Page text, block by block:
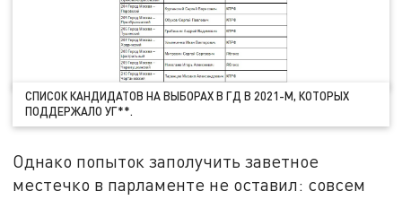
СПИСОК КАНДИДАТОВ НА ВЫБОРАХ В ГД В 2021-М, КОТОРЫХ
ПОДДЕРЖАЛО УГ**.
Однако попыток заполучить заветное
местечко в парламенте не оставил: совсем